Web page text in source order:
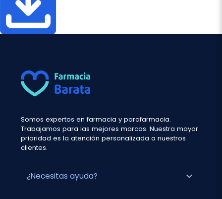
Somos expertos en farmacia y parafarmacia.
Trabajamos para las mejores marcas. Nuestra mayor
prioridad es la atención personalizada a nuestros
clientes.
¿Necesitas ayuda? expand_more